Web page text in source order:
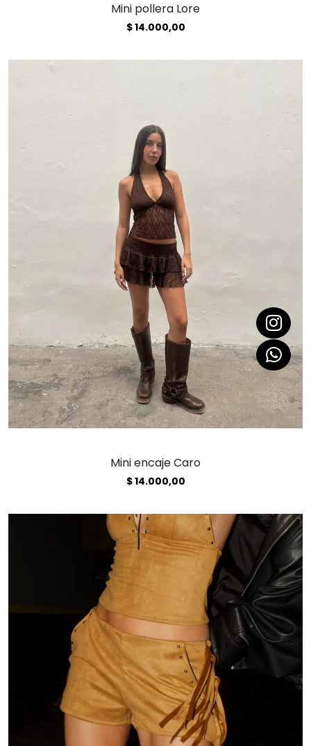
Mini pollera Lore
$14.000,00
Mini encaje Caro
$14.000,00